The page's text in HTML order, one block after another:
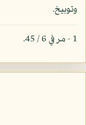
وتوبيخ.
1 - مر في 6 / 45.